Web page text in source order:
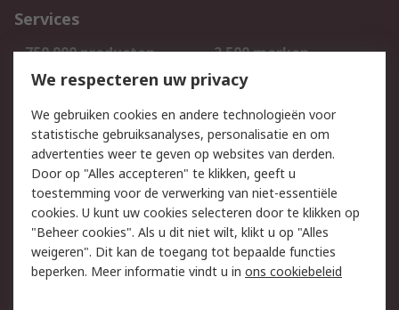
Services
750.000 producten
2.500 merken
Bestellen
Inkoopoplossingen
Track & Trace
Wettelijk
Cookiebeleid
Email veiligheid
Privacybeleid
Websitevoorwaarden
Algemene
verkoopvoorwaarden
We respecteren uw privacy
We gebruiken cookies en andere technologieën voor
statistische gebruiksanalyses, personalisatie en om
advertenties weer te geven op websites van derden.
Door op "Alles accepteren" te klikken, geeft u
toestemming voor de verwerking van niet-essentiële
cookies. U kunt uw cookies selecteren door te klikken op
"Beheer cookies". Als u dit niet wilt, klikt u op "Alles
weigeren". Dit kan de toegang tot bepaalde functies
beperken. Meer informatie vindt u in ons cookiebeleid